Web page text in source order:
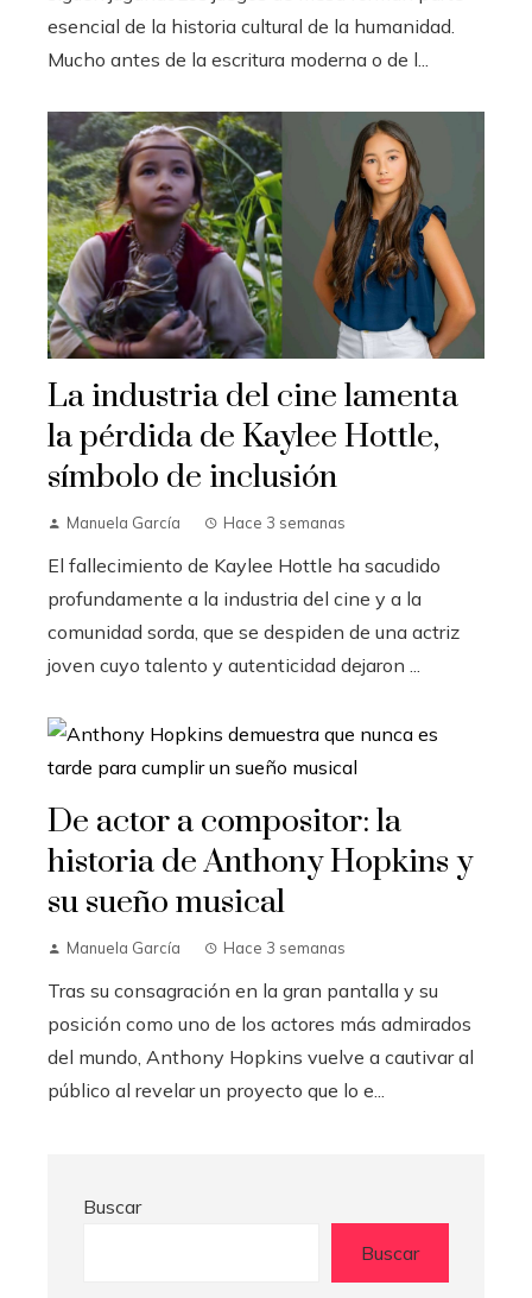
esencial de la historia cultural de la humanidad.
Mucho antes de la escritura moderna o de l...
La industria del cine lamenta
la pérdida de Kaylee Hottle,
símbolo de inclusión
Manuela García Hace 3 semanas
El fallecimiento de Kaylee Hottle ha sacudido
profundamente a la industria del cine y a la
comunidad sorda, que se despiden de una actriz
joven cuyo talento y autenticidad dejaron ...
De actor a compositor: la
historia de Anthony Hopkins y
su sueño musical
Manuela García Hace 3 semanas
Tras su consagración en la gran pantalla y su
posición como uno de los actores más admirados
del mundo, Anthony Hopkins vuelve a cautivar al
público al revelar un proyecto que lo e...
Buscar
Buscar